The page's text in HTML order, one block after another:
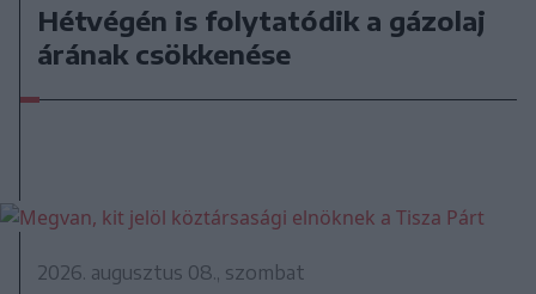
Hétvégén is folytatódik a gázolaj
árának csökkenése
2026. augusztus 08., szombat